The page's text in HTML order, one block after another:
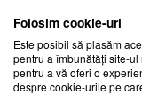
15428
Folosim cookie-uri
Este posibil să plasăm
pentru a îmbunătăți site-
pentru a vă oferi o
despre cookie-urile pe